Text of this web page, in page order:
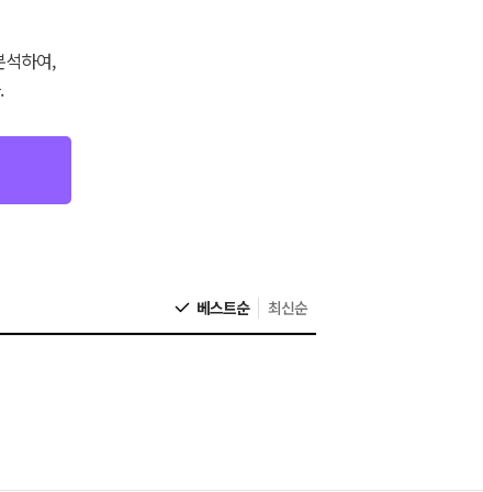
석하여,
베스트순 최신순